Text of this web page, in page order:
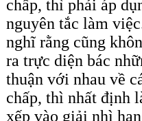
chấp, thì phải áp
nguyên tắc làm
nghĩ rằng cũng
ra trực diện bác
thuận với nhau về
chấp, thì nhất định
xếp vào giải nhì